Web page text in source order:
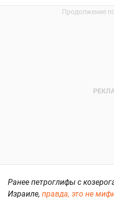
Ранее петроглифы с
Израиле, правда, это не